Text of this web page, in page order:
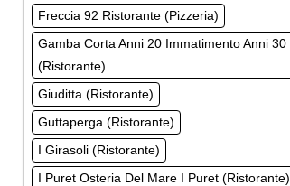
Freccia 92 Ristorante (Pizzeria)
Gamba Corta Anni 20 Immatimento Anni 30
(Ristorante)
Giuditta (Ristorante)
Guttaperga (Ristorante)
I Girasoli (Ristorante)
I Puret Osteria Del Mare I Puret (Ristorante)